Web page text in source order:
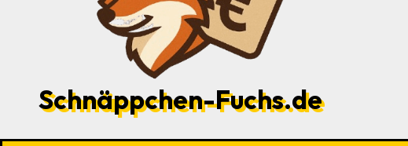
Schnäppchen-Fuchs.de